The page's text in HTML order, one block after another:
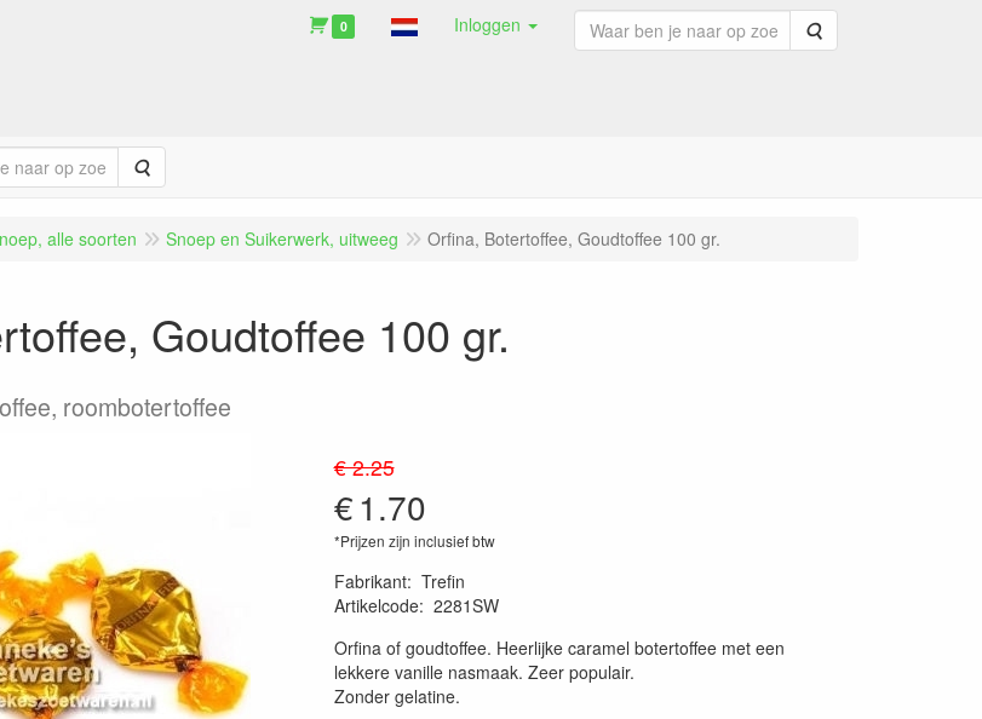
0 Inloggen Zoeken
Zoeken
alle soorten Snoep en Suikerwerk, uitweeg Orfina, Botertoffee, Goudtoffee 100 gr.
Goudtoffee 100 gr.
roombotertoffee
€ 2.25
€1.70
*Prijzen zijn inclusief btw
Fabrikant: Trefin
Artikelcode: 2281SW
Orfina of goudtoffee. Heerlijke caramel botertoffee met een
lekkere vanille nasmaak. Zeer populair.
Zonder gelatine.